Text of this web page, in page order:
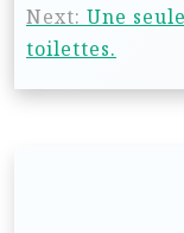
Next: Une
toilettes.